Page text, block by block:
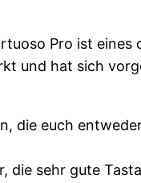
Pro ist eines
und hat sich
die euch
die sehr gute